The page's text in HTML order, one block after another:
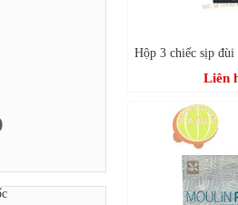
Hộp 3 chiếc sịp đùi
Liên